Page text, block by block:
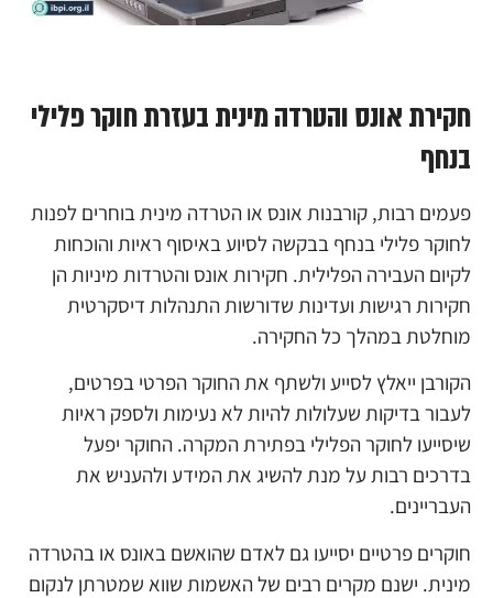
חקירת אונס והטרדה מינית בעזרת חוקר פלילי
בנחף
פעמים רבות, קורבנות אונס או הטרדה מינית בוחרים לפנות
לחוקר פלילי בנחף בבקשה לסיוע באיסוף ראיות והוכחות
לקיום העבירה הפלילית. חקירות אונס והטרדות מיניות הן
חקירות רגישות ועדינות שדורשות התנהלות דיסקרטית
מוחלטת במהלך כל החקירה.
הקורבן ייאלץ לסייע ולשתף את החוקר הפרטי בפרטים,
לעבור בדיקות שעלולות להיות לא נעימות ולספק ראיות
שיסייעו לחוקר הפלילי בפתירת המקרה. החוקר יפעל
בדרכים רבות על מנת להשיג את המידע ולהעניש את
העבריינים.
חוקרים פרטיים יסייעו גם לאדם שהואשם באונס או בהטרדה
מינית. ישנם מקרים רבים של האשמות שווא שמטרתן לנקום